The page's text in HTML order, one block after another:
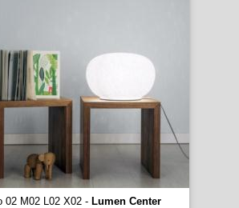
02 M02 L02 X02 - Lumen Center